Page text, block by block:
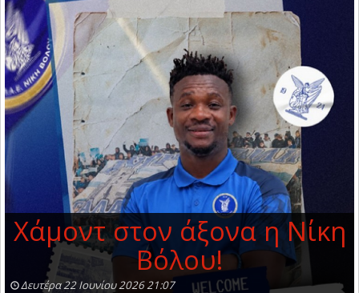
Χάμοντ στον άξονα η Νίκη
Βόλου!
Δευτέρα 22 Ιουνίου 2026 21:07